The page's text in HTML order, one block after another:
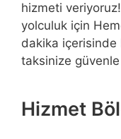
hizmeti
yolculuk için
dakika içerisinde
taksinize
Hizmet